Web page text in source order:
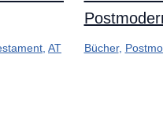
AT
Bücher,